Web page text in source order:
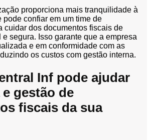
proporciona mais tranquilidade à
pode confiar em um time de
cuidar dos documentos fiscais de
segura. Isso garante que a empresa
e em conformidade com as
os custos com gestão interna.
Inf pode ajudar
gestão de
fiscais da sua